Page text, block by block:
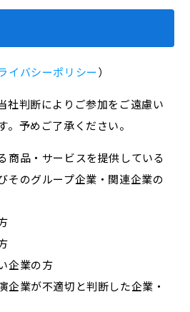
イバシーポリシー）
社判断によりご参加をご遠慮い
予めご了承ください。
商品・サービスを提供している
そのグループ企業・関連企業の
企業の方
企業が不適切と判断した企業・